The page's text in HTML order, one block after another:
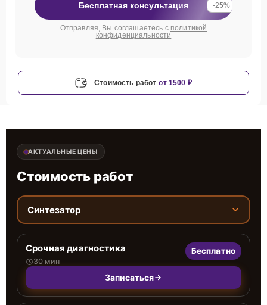
Бесплатная консультация -25%
Отправляя, Вы соглашаетесь с политикой
конфиденциальности
Стоимость работ от 1500 ₽
АКТУАЛЬНЫЕ ЦЕНЫ
Стоимость работ
Синтезатор
Срочная диагностика
30 мин
Бесплатно
Записаться